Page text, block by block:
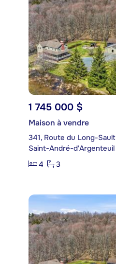
1 745 000 $
Maison à vendre
341, Route du Long-Sault
Saint-André-d'Argenteuil
4
3